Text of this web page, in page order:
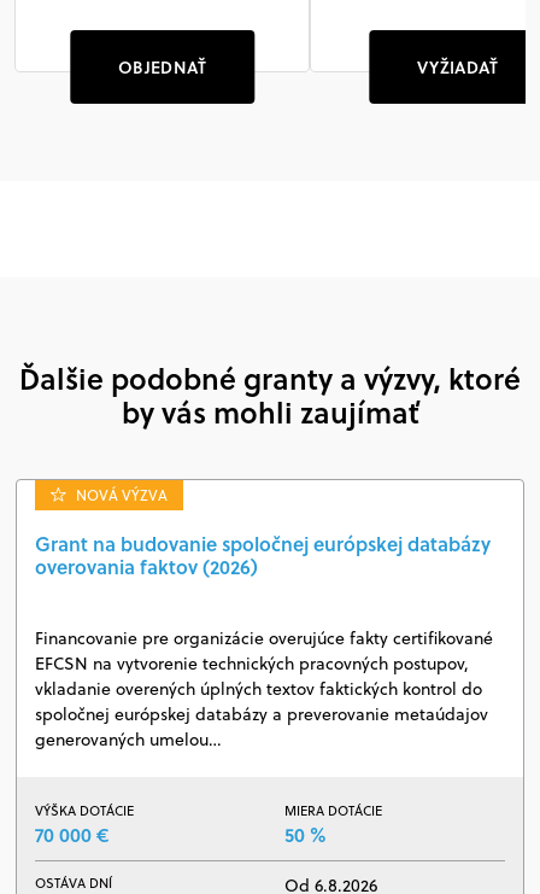
OBJEDNAŤ VYŽIADAŤ
Ďalšie podobné granty a výzvy, ktoré
by vás mohli zaujímať
NOVÁ VÝZVA
Grant na budovanie spoločnej európskej databázy
overovania faktov (2026)
Financovanie pre organizácie overujúce fakty certifikované
EFCSN na vytvorenie technických pracovných postupov,
vkladanie overených úplných textov faktických kontrol do
spoločnej európskej databázy a preverovanie metaúdajov
generovaných umelou…
VÝŠKA DOTÁCIE
70 000 €
MIERA DOTÁCIE
50 %
OSTÁVA DNÍ
Od 6.8.2026